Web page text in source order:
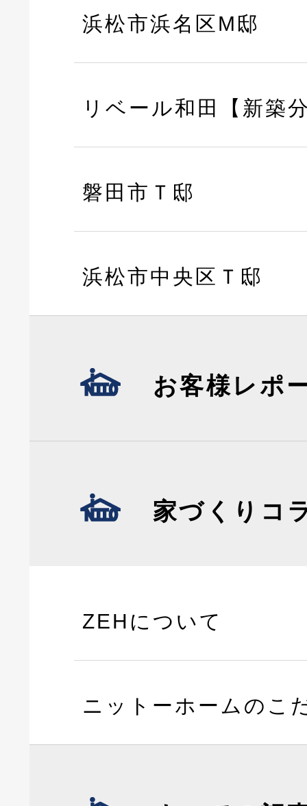
浜松市浜名区M邸
リベール和田【新築
磐田市Ｔ邸
浜松市中央区Ｔ邸
お客様レポ
家づくりコ
ZEHについて
ニットーホームのこ